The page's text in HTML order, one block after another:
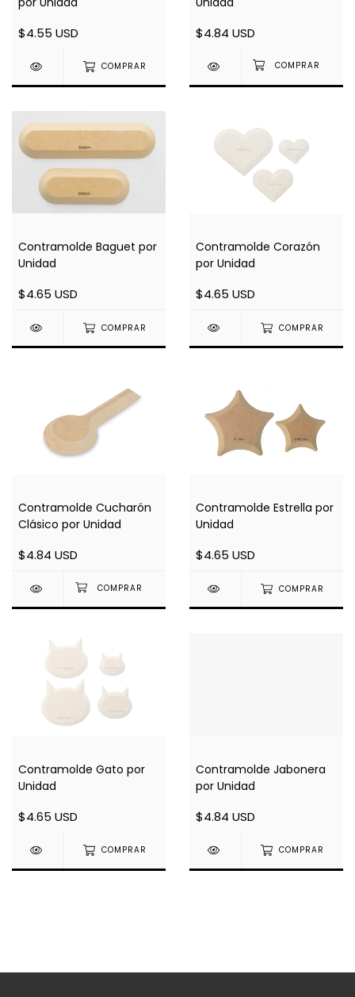
$4.55 USD
COMPRAR
$4.84 USD
Contramolde Baguet por
Unidad
$4.65 USD
COMPRAR
Contramolde Corazón
por Unidad
$4.65 USD
COMPRAR
Contramolde Cucharón
Clásico por Unidad
$4.84 USD
Contramolde Estrella por
Unidad
$4.65 USD
COMPRAR
Contramolde Gato por
Unidad
$4.65 USD
COMPRAR
Contramolde Jabonera
por Unidad
$4.84 USD
COMPRAR